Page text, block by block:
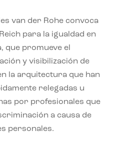
van der Rohe convoca
para la igualdad en
que promueve el
y visibilización de
la arquitectura que han
relegadas u
por profesionales que
a causa de
personales.